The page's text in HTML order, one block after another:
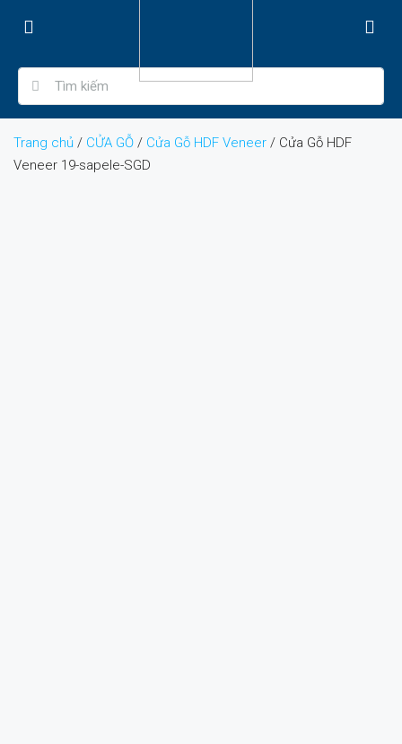
Trang chủ / CỬA GỖ / Cửa Gỗ HDF Veneer / Cửa Gỗ HDF
Veneer 19-sapele-SGD